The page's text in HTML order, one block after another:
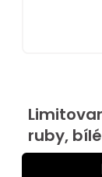
ruby,